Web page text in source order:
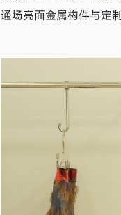
通场亮面金属构件与定